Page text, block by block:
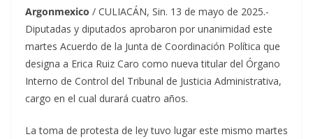
Argonmexico / CULIACÁN, Sin. 13 de mayo de 2025.-
Diputadas y diputados aprobaron por unanimidad este
martes Acuerdo de la Junta de Coordinación Política que
designa a Erica Ruiz Caro como nueva titular del Órgano
Interno de Control del Tribunal de Justicia Administrativa,
cargo en el cual durará cuatro años.
La toma de protesta de ley tuvo lugar este mismo martes